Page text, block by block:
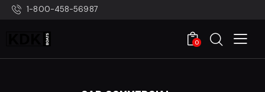
1-800-458-56987
0